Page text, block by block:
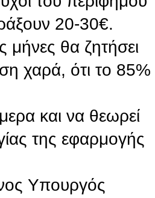
20-30€.
θα ζητήσει
χαρά, ότι το 85%
και να θεωρεί
της εφαρμογής
Υπουργός